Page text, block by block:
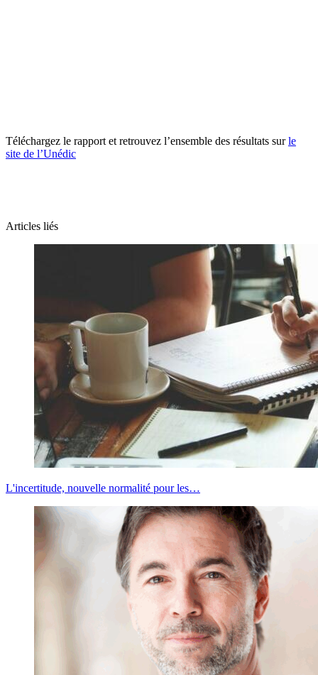
Téléchargez le rapport et retrouvez l’ensemble des résultats surle
site de l’Unédic
Articles liés
L'incertitude, nouvelle normalité pour les…